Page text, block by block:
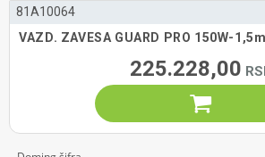
81A10064
VAZD. ZAVESA GUARD PRO 150W-1,5m
225.228,00
